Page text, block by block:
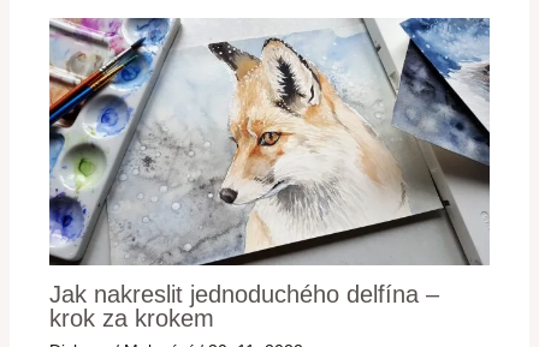
Jak nakreslit jednoduchého delfína –
krok za krokem